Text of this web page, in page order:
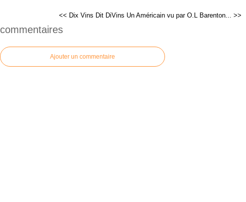
<< Dix Vins Dit DiVins Un Américain vu par O.L Barenton... >>
commentaires
Ajouter un commentaire